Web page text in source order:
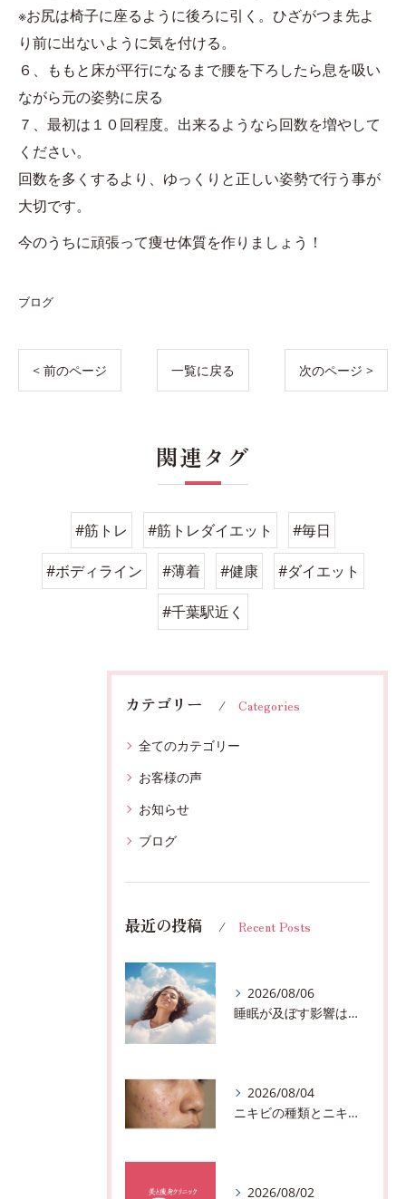
※お尻は椅子に座るように後ろに引く。ひざがつま先よ
り前に出ないように気を付ける。
６、ももと床が平行になるまで腰を下ろしたら息を吸い
ながら元の姿勢に戻る
７、最初は１０回程度。出来るようなら回数を増やして
ください。
回数を多くするより、ゆっくりと正しい姿勢で行う事が
大切です。
今のうちに頑張って痩せ体質を作りましょう！
ブログ
< 前のページ 一覧に戻る 次のページ >
関連タグ
#筋トレ #筋トレダイエット #毎日
#ボディライン #薄着 #健康 #ダイエット
#千葉駅近く
カテゴリー Categories
全てのカテゴリー
お客様の声
お知らせ
ブログ
最近の投稿 Recent Posts
2026/08/06
睡眠が及ぼす影響は？千葉市おすすめメニュー全身リンパマッサージで全身スッキリ♪
2026/08/04
ニキビの種類とニキビを作らないスキンケア方法♪千葉市中央区フェイシャルエステサロン
2026/08/02